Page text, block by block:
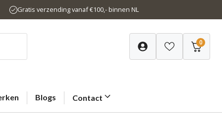
Gratis verzending vanaf €100,- binnen NL
0
Blogs Contact